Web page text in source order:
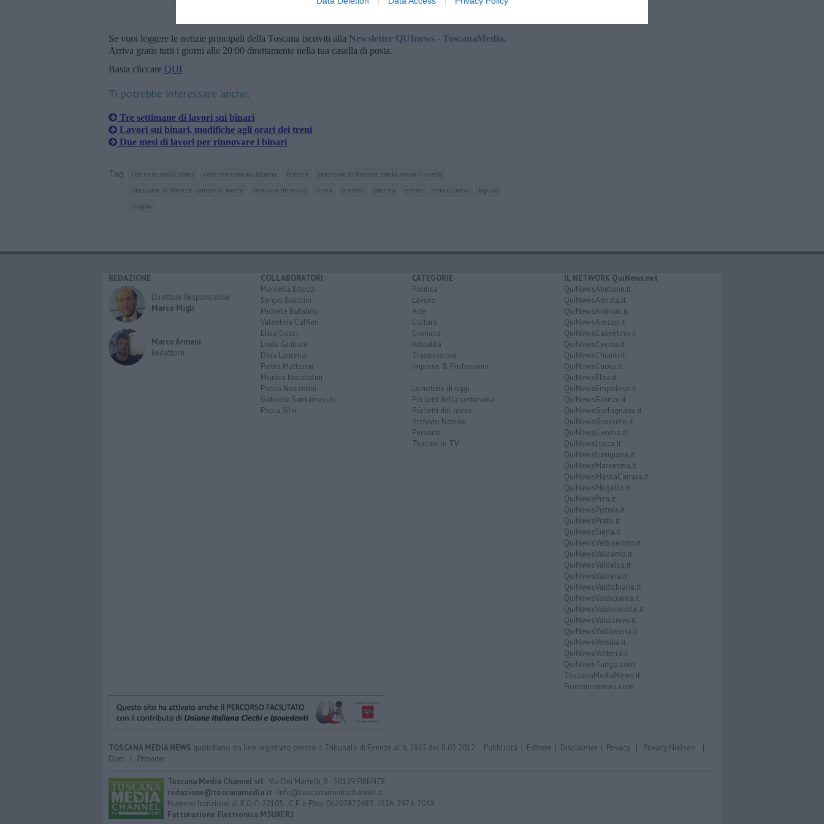
Se vuoi leggere le notizie principali della Toscana iscriviti alla Newsletter QUInews - ToscanaMedia.
Arriva gratis tutti i giorni alle 20:00 direttamente nella tua casella di posta.
Basta cliccare QUI
Ti potrebbe interessare anche:
Tre settimane di lavori sui binari
Lavori sui binari, modifiche agli orari dei treni
Due mesi di lavori per rinnovare i binari
Tag ferrovie dello stato rete ferroviaria italiana firenze
stazione di firenze santa maria novella
stazione di firenze campo di marte
ferrovia tirrenica roma orvieto faenza ertms minucciano
liguria
puglia
REDAZIONE
Direttore Responsabile
Marco Migli
Marco Armeni
Redattore
COLLABORATORI
Marcella Bitozzi
Sergio Braccini
Michele Bufalino
Valentina Caffieri
Elisa Cosci
Linda Giuliani
Dina Laurenzi
Pietro Mattonai
Monica Nocciolini
Paolo Nocentini
Gabriele Santarnecchi
Paola Silvi
CATEGORIE
Politica
Lavoro
Arte
Cultura
Cronaca
Attualità
Trasmissioni
Imprese & Professioni
Le notizie di oggi
Più Letti della settimana
Più Letti del mese
Archivio Notizie
Persone
Toscani in TV
IL NETWORK QuiNews.net
QuiNewsAbetone.it
QuiNewsAmiata.it
QuiNewsAnimali.it
QuiNewsArezzo.it
QuiNewsCasentino.it
QuiNewsCecina.it
QuiNewsChianti.it
QuiNewsCuoio.it
QuiNewsElba.it
QuiNewsEmpolese.it
QuiNewsFirenze.it
QuiNewsGarfagnana.it
QuiNewsGrosseto.it
QuiNewsLivorno.it
QuiNewsLucca.it
QuiNewsLunigiana.it
QuiNewsMaremma.it
QuiNewsMassaCarrara.it
QuiNewsMugello.it
QuiNewsPisa.it
QuiNewsPistoia.it
QuiNewsPrato.it
QuiNewsSiena.it
QuiNewsValbisenzio.it
QuiNewsValdarno.it
QuiNewsValdelsa.it
QuiNewsValdera.it
QuiNewsValdichiana.it
QuiNewsValdicornia.it
QuiNewsValdinievole.it
QuiNewsValdisieve.it
QuiNewsValtiberina.it
QuiNewsVersilia.it
QuiNewsVolterra.it
QuiNewsTango.com
ToscanaMediaNews.it
Fiorentinanews.com
TOSCANA MEDIA NEWS quotidiano on line registrato presso il Tribunale di Firenze al n. 5865 del 8.03.2012. Pubblicità | Editore | Disclaimer | Privacy | Privacy Nielsen |
Durc | Provider
Toscana Media Channel srl- Via Dei Martelli, 8 - 50129 FIRENZE
redazione@toscanamedia.it - info@toscanamediachannel.it
Numero Iscrizione al R.O.C: 22105 - C.F. e P.Iva: 06207870483 - ISSN 2974-704X
Fatturazione Elettronica M5UXCR1